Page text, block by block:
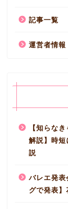
記事一覧
運営者情報
【知らな
解説】時
説
バレエ発
グで発表】